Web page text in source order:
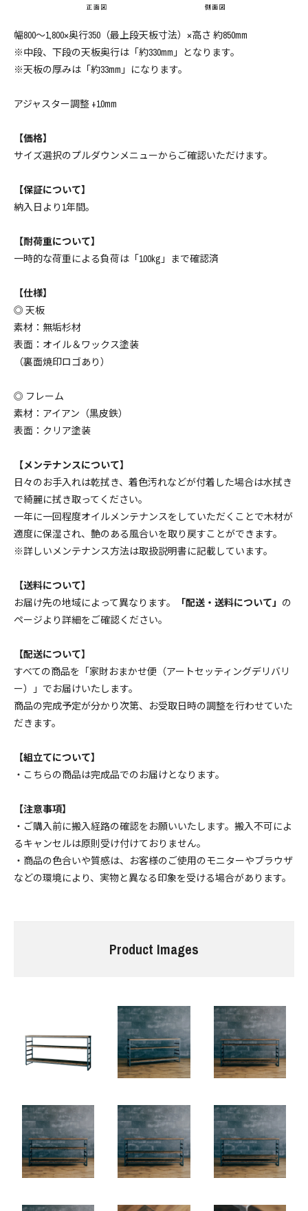
幅100cm ￥100100(税込)
幅110cm ￥105380(税込)
105,380円(税9,580円)
150,370円(税13,670円)
幅800～1,800×奥行350（最上段天板寸法）×高さ 約850mm
※中段、下段の天板奥行は「約330mm」となります。
※天板の厚みは「約33mm」になります。
アジャスター調整 +10mm
【価格】
サイズ選択のプルダウンメニューからご確認いただけます。
【保証について】
納入日より1年間。
【耐荷重について】
一時的な荷重による負荷は「100kg」まで確認済
【仕様】
◎ 天板
素材：無垢杉材
表面：オイル＆ワックス塗装
（裏面焼印ロゴあり）
◎ フレーム
素材：アイアン（黒皮鉄）
表面：クリア塗装
【メンテナンスについて】
日々のお手入れは乾拭き、着色汚れなどが付着した場合は水拭き
で綺麗に拭き取ってください。
一年に一回程度オイルメンテナンスをしていただくことで木材が
適度に保湿され、艶のある風合いを取り戻すことができます。
※詳しいメンテナンス方法は取扱説明書に記載しています。
【送料について】
お届け先の地域によって異なります。
「配送・送料について」 の
ページより詳細をご確認ください。
【配送について】
すべての商品を「家財おまかせ便（アートセッティングデリバリ
ー）」でお届けいたします。
商品の完成予定が分かり次第、お受取日時の調整を行わせていた
だきます。
【組立てについて】
・こちらの商品は完成品でのお届けとなります。
【注意事項】
・ご購入前に搬入経路の確認をお願いいたします。搬入不可によ
るキャンセルは原則受け付けておりません。
・商品の色合いや質感は、お客様のご使用のモニターやブラウザ
などの環境により、実物と異なる印象を受ける場合があります。
Product Images